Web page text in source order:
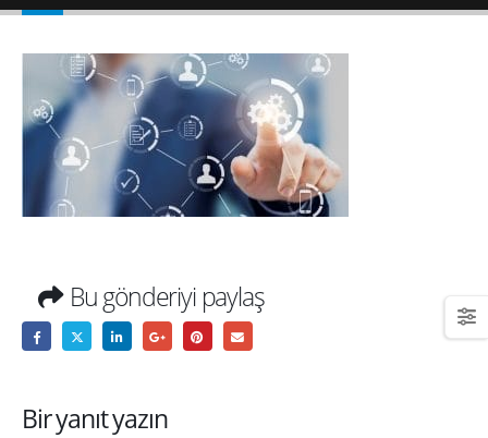
Bu gönderiyi paylaş
Bir yanıt yazın